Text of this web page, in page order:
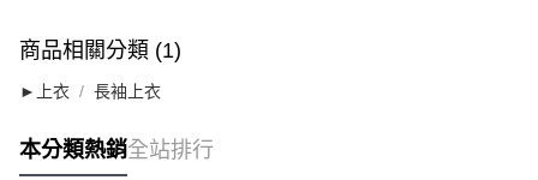
商品相關分類 (1)
►上衣 長袖上衣
本分類熱銷全站排行